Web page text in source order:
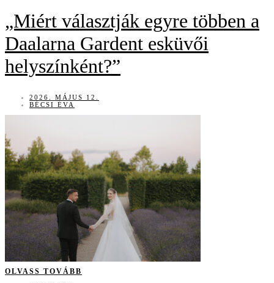
„Miért választják egyre többen a
Daalarna Gardent esküvői
helyszínként?”
2026. MÁJUS 12.
BÉCSI ÉVA
OLVASS TOVÁBB